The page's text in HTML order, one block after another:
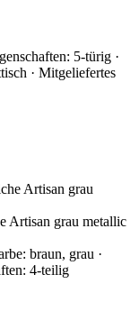
5-türig ·
· Mitgeliefertes
Artisan grau metallic
braun, grau ·
4-teilig